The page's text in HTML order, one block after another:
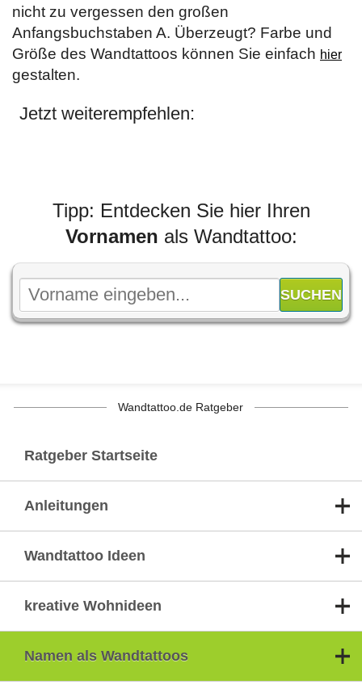
nicht zu vergessen den großen
Anfangsbuchstaben A. Überzeugt? Farbe und
Größe des Wandtattoos können Sie einfach hier
gestalten.
Jetzt weiterempfehlen:
Tipp: Entdecken Sie hier Ihren
Vornamen als Wandtattoo:
Wandtattoo.de Ratgeber
Ratgeber Startseite
Anleitungen
Wandtattoo Ideen
kreative Wohnideen
Namen als Wandtattoos